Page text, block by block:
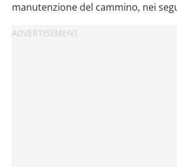
manutenzione del cammino, nei